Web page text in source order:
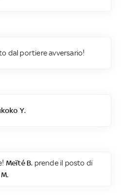
dal portiere avversario!
Y.
Meïté B. prende il posto di